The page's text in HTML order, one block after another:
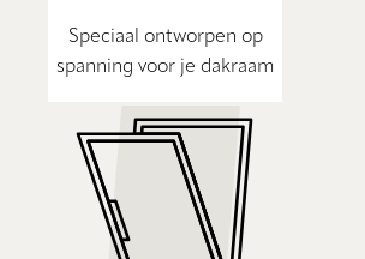
Speciaal ontworpen op
spanning voor je dakraam